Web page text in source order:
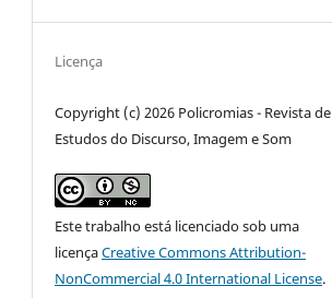
Licença
Copyright (c) 2026 Policromias - Revista de
Estudos do Discurso, Imagem e Som
Este trabalho está licenciado sob uma
licençaCreative Commons Attribution-
NonCommercial 4.0 International License.